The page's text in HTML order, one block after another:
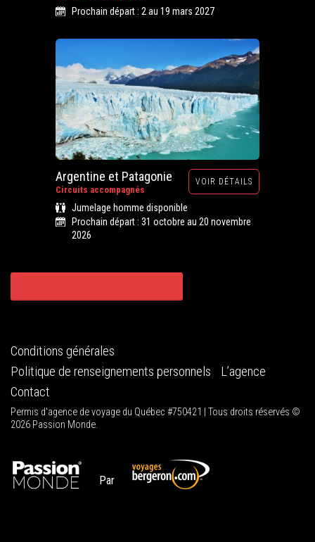
Prochain départ : 2 au 19 mars 2027
Argentine et Patagonie
Circuits accompagnés
VOIR DÉTAILS
Jumelage homme disponible
Prochain départ : 31 octobre au 20 novembre
2026
Conditions générales
Politique de renseignements personnels
L’agence
Contact
Permis d'agence de voyage du Québec #750421 | Tous droits réservés ©
2026 Passion Monde.
Par